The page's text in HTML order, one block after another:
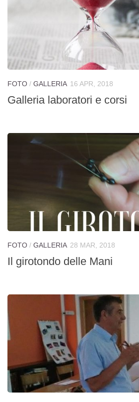
FOTO / GALLERIA 16 APR, 2018
Galleria laboratori e corsi
FOTO / GALLERIA 28 MAR, 2018
Il girotondo delle Mani